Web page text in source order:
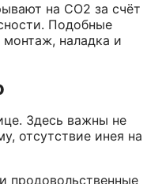
на CO2 за счёт
Подобные
наладка и
Здесь важны не
отсутствие инея на
продовольственные